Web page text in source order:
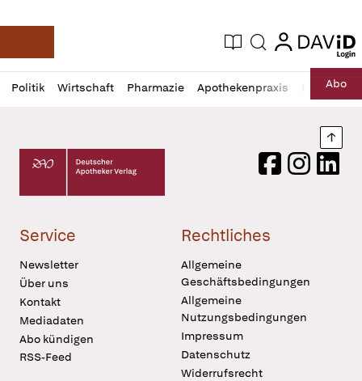
Deutsche Apotheker Zeitung
Aktuelle Ausgabe
Suche login
login
Politik Wirtschaft Pharmazie Apothekenpraxis RechtAbo
Profil
öffnen
Daz
Pur
Deutscher Apotheker Verlag Logo
FacebookInstagram
Service
Newsletter
Über uns
Kontakt
Mediadaten
Abo kündigen
RSS-Feed
Rechtliches
Allgemeine
Geschäftsbedingungen
Allgemeine
Nutzungsbedingungen
Impressum
Datenschutz
Widerrufsrecht